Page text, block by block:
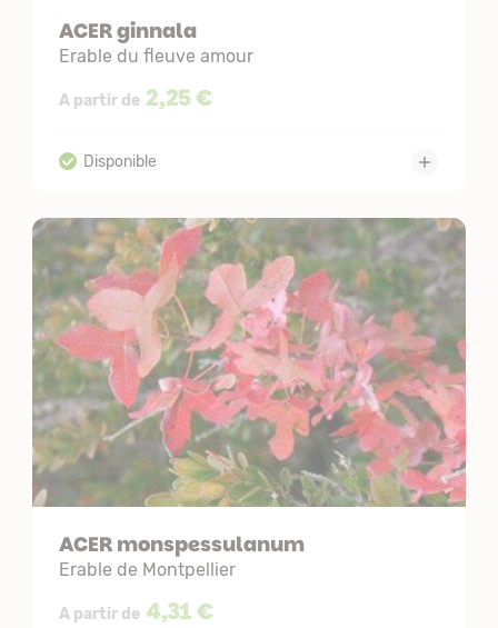
ACER ginnala
Erable du fleuve amour
A partir de 2,25 €
ACER monspessulanum
Erable de Montpellier
A partir de 4,31 €